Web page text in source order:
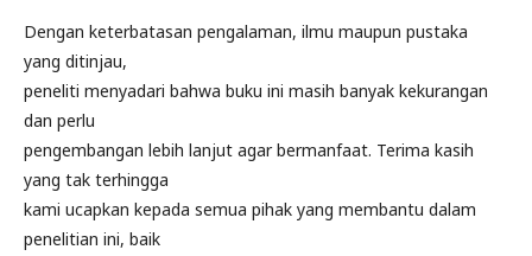
Dengan keterbatasan pengalaman, ilmu maupun pustaka
yang ditinjau,
peneliti menyadari bahwa buku ini masih banyak kekurangan
dan perlu
pengembangan lebih lanjut agar bermanfaat. Terima kasih
yang tak terhingga
kami ucapkan kepada semua pihak yang membantu dalam
penelitian ini, baik